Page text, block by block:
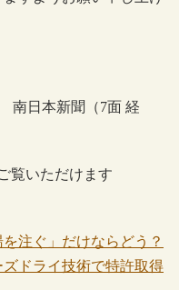
南日本新聞（7面 経
覧いただけます
注ぐ」だけならどう？
ドライ技術で特許取得